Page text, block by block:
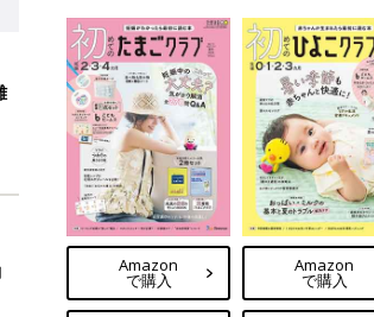
Amazon
で購入
Amazon
で購入